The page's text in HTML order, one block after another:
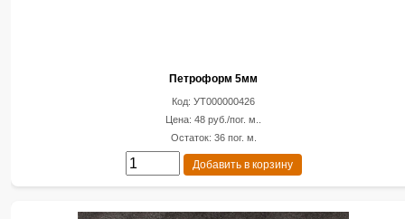
Петроформ 5мм
Код: УТ000000426
Цена: 48 руб./пог. м..
Остаток: 36 пог. м.
Добавить в корзину